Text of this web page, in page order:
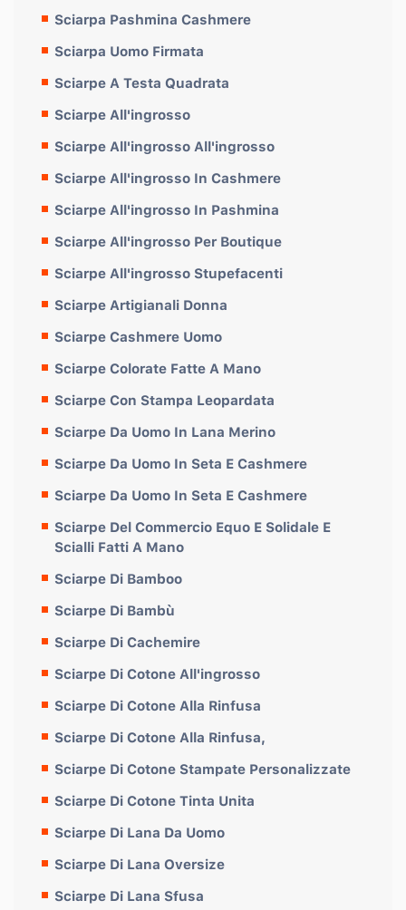
Sciarpa Pashmina Cashmere
Sciarpa Uomo Firmata
Sciarpe A Testa Quadrata
Sciarpe All'ingrosso
Sciarpe All'ingrosso All'ingrosso
Sciarpe All'ingrosso In Cashmere
Sciarpe All'ingrosso In Pashmina
Sciarpe All'ingrosso Per Boutique
Sciarpe All'ingrosso Stupefacenti
Sciarpe Artigianali Donna
Sciarpe Cashmere Uomo
Sciarpe Colorate Fatte A Mano
Sciarpe Con Stampa Leopardata
Sciarpe Da Uomo In Lana Merino
Sciarpe Da Uomo In Seta E Cashmere
Sciarpe Da Uomo In Seta E Cashmere
Sciarpe Del Commercio Equo E Solidale E
Scialli Fatti A Mano
Sciarpe Di Bamboo
Sciarpe Di Bambù
Sciarpe Di Cachemire
Sciarpe Di Cotone All'ingrosso
Sciarpe Di Cotone Alla Rinfusa
Sciarpe Di Cotone Alla Rinfusa,
Sciarpe Di Cotone Stampate Personalizzate
Sciarpe Di Cotone Tinta Unita
Sciarpe Di Lana Da Uomo
Sciarpe Di Lana Oversize
Sciarpe Di Lana Sfusa